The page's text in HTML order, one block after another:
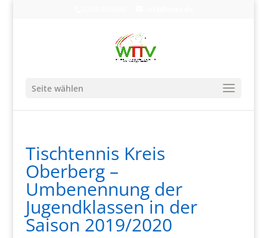
Seite wählen
Tischtennis Kreis
Oberberg –
Umbenennung der
Jugendklassen in der
Saison 2019/2020